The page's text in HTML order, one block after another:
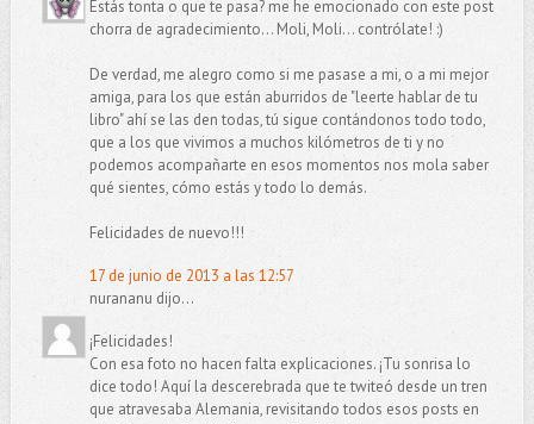
Estás tonta o que te pasa? me he emocionado con este post
chorra de agradecimiento... Moli, Moli... contrólate! :)
De verdad, me alegro como si me pasase a mi, o a mi mejor
amiga, para los que están aburridos de "leerte hablar de tu
libro" ahí se las den todas, tú sigue contándonos todo todo,
que a los que vivimos a muchos kilómetros de ti y no
podemos acompañarte en esos momentos nos mola saber
qué sientes, cómo estás y todo lo demás.
Felicidades de nuevo!!!
17 de junio de 2013 a las 12:57
nurananu dijo...
¡Felicidades!
Con esa foto no hacen falta explicaciones. ¡Tu sonrisa lo
dice todo! Aquí la descerebrada que te twiteó desde un tren
que atravesaba Alemania, revisitando todos esos posts en